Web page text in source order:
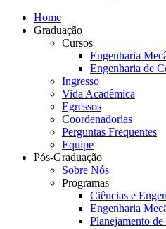
Home
Graduação
Cursos
Engenharia
Engenharia de
Ingresso
Vida Acadêmica
Egressos
Coordenadorias
Perguntas Frequentes
Equipe
Pós-Graduação
Sobre Nós
Programas
Ciências e
Engenharia
Planejamento